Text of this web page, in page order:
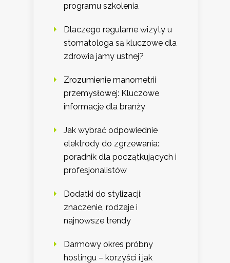
programu szkolenia
Dlaczego regularne wizyty u
stomatologa są kluczowe dla
zdrowia jamy ustnej?
Zrozumienie manometrii
przemysłowej: Kluczowe
informacje dla branży
Jak wybrać odpowiednie
elektrody do zgrzewania:
poradnik dla początkujących i
profesjonalistów
Dodatki do stylizacji:
znaczenie, rodzaje i
najnowsze trendy
Darmowy okres próbny
hostingu – korzyści i jak